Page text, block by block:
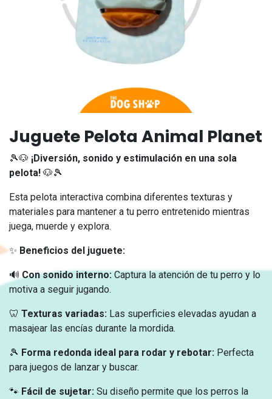
Juguete Pelota Animal Planet
🎾🐶 ¡Diversión, sonido y estimulación en una sola
pelota! 🐶🎾
Esta pelota interactiva combina diferentes texturas y
materiales para mantener a tu perro entretenido mientras
juega, muerde y explora.
✨ Beneficios del juguete:
🔊 Con sonido interno: Captura la atención de tu perro y lo
motiva a seguir jugando.
🦷 Texturas variadas: Las superficies elevadas ayudan a
masajear las encías durante la mordida.
🎾 Forma redonda ideal para rodar y rebotar: Perfecta
para juegos de lanzar y buscar.
🐾 Fácil de sujetar: Su diseño permite que los perros la